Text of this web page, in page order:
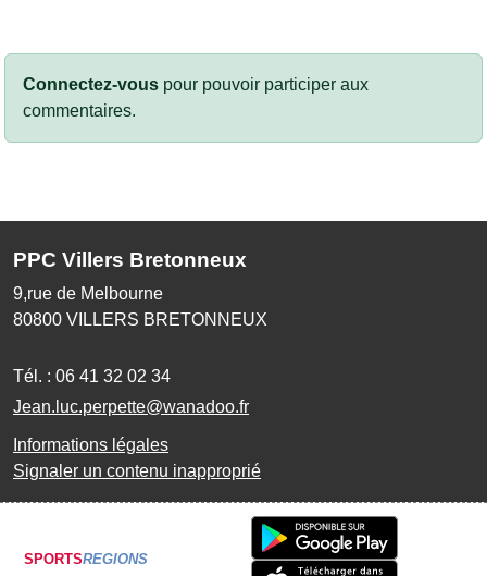
Connectez-vous pour pouvoir participer aux
commentaires.
PPC Villers Bretonneux
9,rue de Melbourne
80800 VILLERS BRETONNEUX
Tél. : 06 41 32 02 34
Jean.luc.perpette@wanadoo.fr
Informations légales
Signaler un contenu inapproprié
SPORTSREGIONS